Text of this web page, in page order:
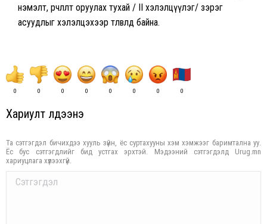
нэмэлт, өөрчлөлт оруулах тухай / II хэлэлцүүлэг/ зэрэг
асуудлыг хэлэлцэхээр төлөвлөөд байна.
0 0 0 0 0 0 0 0
Хариулт үлдээнэ үү
Та сэтгэгдэл бичихдээ хууль зүйн, ёс суртахууны хэм хэмжээг баримтална уу.
Ёс бус сэтгэгдлийг бид устгах эрхтэй. Мэдээний сэтгэгдэлд Urug.mn
хариуцлага хүлээхгүй.
Comment